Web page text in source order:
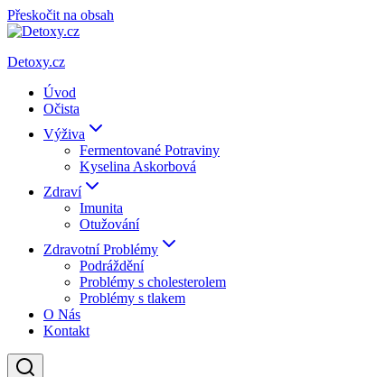
Přeskočit na obsah
Detoxy.cz
Úvod
Očista
Výživa
Fermentované Potraviny
Kyselina Askorbová
Zdraví
Imunita
Otužování
Zdravotní Problémy
Podráždění
Problémy s cholesterolem
Problémy s tlakem
O Nás
Kontakt